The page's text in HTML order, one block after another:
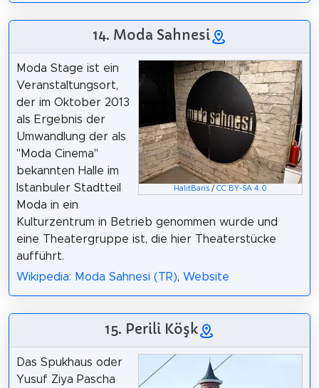
14. Moda Sahnesi
HalitBaris /CC BY-SA 4.0
Moda Stage ist ein
Veranstaltungsort,
der im Oktober 2013
als Ergebnis der
Umwandlung der als
"Moda Cinema"
bekannten Halle im
Istanbuler Stadtteil
Moda in ein
Kulturzentrum in Betrieb genommen wurde und
eine Theatergruppe ist, die hier Theaterstücke
aufführt.
Wikipedia: Moda Sahnesi (TR), Website
15. Perili Köşk
Das Spukhaus oder
Yusuf Ziya Pascha